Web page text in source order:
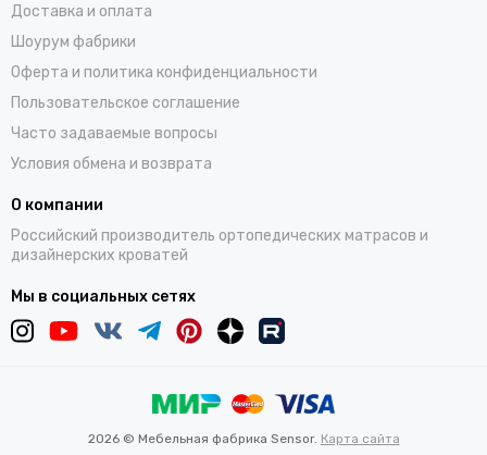
Доставка и оплата
Шоурум фабрики
Оферта и политика конфиденциальности
Пользовательское соглашение
Часто задаваемые вопросы
Условия обмена и возврата
О компании
Российский производитель ортопедических матрасов и
дизайнерских кроватей
Мы в социальных сетях
2026 © Мебельная фабрика Sensor. Карта сайта